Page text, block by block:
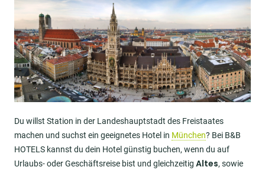
Du willst Station in der Landeshauptstadt des Freistaates
machen und suchst ein geeignetes Hotel in München? Bei B&B
HOTELS kannst du dein Hotel günstig buchen, wenn du auf
Urlaubs- oder Geschäftsreise bist und gleichzeitig Altes, sowie